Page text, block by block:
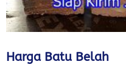
Harga Batu Belah